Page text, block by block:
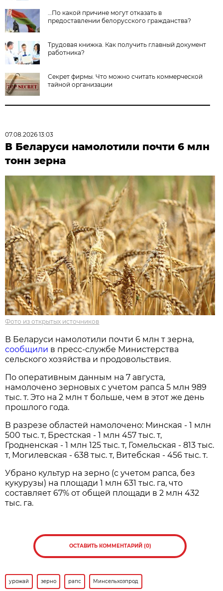
…По какой причине могут отказать в
предоставлении белорусского гражданства?
Трудовая книжка. Как получить главный документ
работника?
Секрет фирмы. Что можно считать коммерческой
тайной организации
07.08.2026 13:03
В Беларуси намолотили почти 6 млн
тонн зерна
Фото из открытых источников
В Беларуси намолотили почти 6 млн т зерна,
сообщили в пресс-службе Министерства
сельского хозяйства и продовольствия.
По оперативным данным на 7 августа,
намолочено зерновых с учетом рапса 5 млн 989
тыс. т. Это на 2 млн т больше, чем в этот же день
прошлого года.
В разрезе областей намолочено: Минская - 1 млн
500 тыс. т, Брестская - 1 млн 457 тыс. т,
Гродненская - 1 млн 125 тыс. т, Гомельская - 813 тыс.
т, Могилевская - 638 тыс. т, Витебская - 456 тыс. т.
Убрано культур на зерно (с учетом рапса, без
кукурузы) на площади 1 млн 631 тыс. га, что
составляет 67% от общей площади в 2 млн 432
тыс. га.
ОСТАВИТЬ КОММЕНТАРИЙ (0)
урожай зерно рапс Минсельхозпрод